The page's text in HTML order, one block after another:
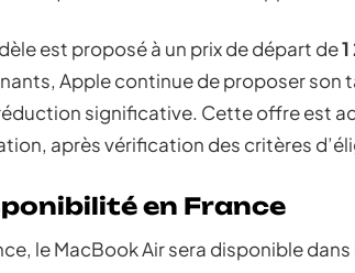
est proposé à un prix de départ de
Apple continue de proposer
significative. Cette offre est
après vérification des critères
en France
le MacBook Air sera disponible